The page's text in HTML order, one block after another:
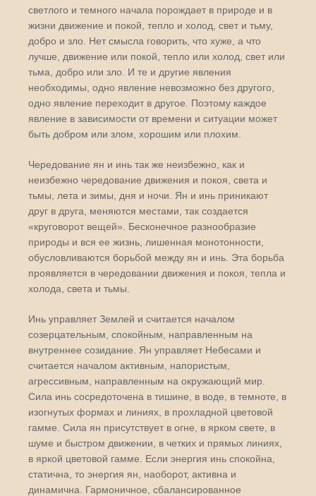
светлого и темного начала порождает в природе и в
жизни движение и покой, тепло и холод, свет и тьму,
добро и зло. Нет смысла говорить, что хуже, а что
лучше, движение или покой, тепло или холод, свет или
тьма, добро или зло. И те и другие явления
необходимы, одно явление невозможно без другого,
одно явление переходит в другое. Поэтому каждое
явление в зависимости от времени и ситуации может
быть добром или злом, хорошим или плохим.
Чередование ян и инь так же неизбежно, как и
неизбежно чередование движения и покоя, света и
тьмы, лета и зимы, дня и ночи. Ян и инь приникают
друг в друга, меняются местами, так создается
«круговорот вещей». Бесконечное разнообразие
природы и вся ее жизнь, лишенная монотонности,
обусловливаются борьбой между ян и инь. Эта борьба
проявляется в чередовании движения и покоя, тепла и
холода, света и тьмы.
Инь управляет Землей и считается началом
созерцательным, спокойным, направленным на
внутреннее созидание. Ян управляет Небесами и
считается началом активным, напористым,
агрессивным, направленным на окружающий мир.
Сила инь сосредоточена в тишине, в воде, в темноте, в
изогнутых формах и линиях, в прохладной цветовой
гамме. Сила ян присутствует в огне, в ярком свете, в
шуме и быстром движении, в четких и прямых линиях,
в яркой цветовой гамме. Если энергия инь спокойна,
статична, то энергия ян, наоборот, активна и
динамична. Гармоничное, сбалансированное